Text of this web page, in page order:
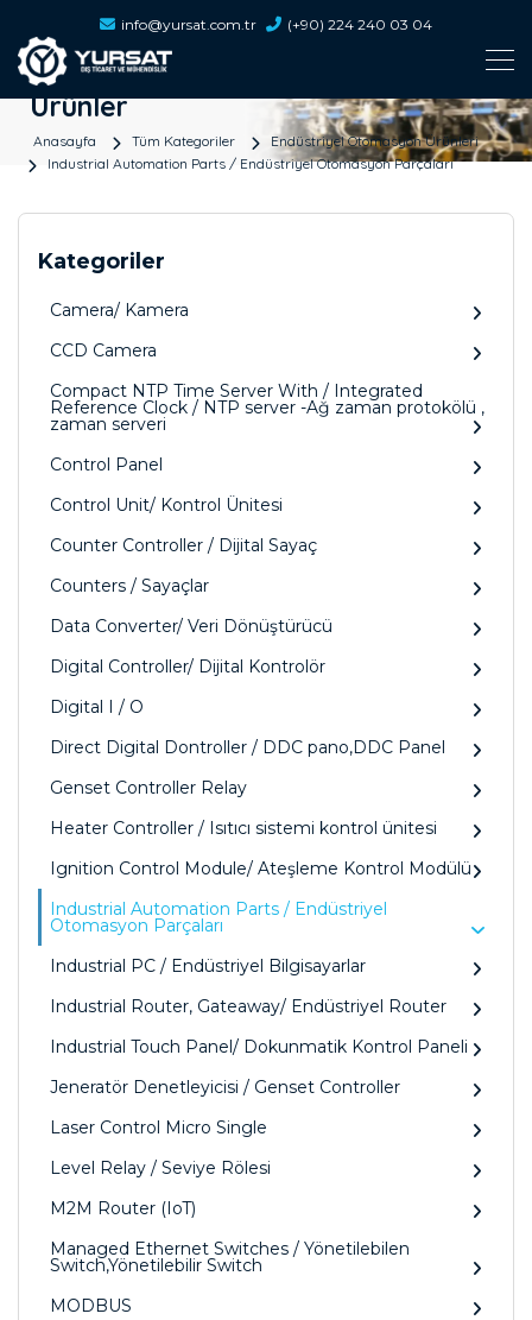
info@yursat.com.tr (+90) 224 240 03 04
Ürünler
Anasayfa Tüm Kategoriler
Endüstriyel Otomasyon Ürünleri
Industrial Automation Parts / Endüstriyel Otomasyon Parçaları
Kategoriler
Camera/ Kamera
CCD Camera
Compact NTP Time Server With / Integrated
Reference Clock / NTP server -Ağ zaman protokölü ,
zaman serveri
Control Panel
Control Unit/ Kontrol Ünitesi
Counter Controller / Dijital Sayaç
Counters / Sayaçlar
Data Converter/ Veri Dönüştürücü
Digital Controller/ Dijital Kontrolör
Digital I / O
Direct Digital Dontroller / DDC pano,DDC Panel
Genset Controller Relay
Heater Controller / Isıtıcı sistemi kontrol ünitesi
Ignition Control Module/ Ateşleme Kontrol Modülü
Industrial Automation Parts / Endüstriyel
Otomasyon Parçaları
Industrial PC / Endüstriyel Bilgisayarlar
Industrial Router, Gateaway/ Endüstriyel Router
Industrial Touch Panel/ Dokunmatik Kontrol Paneli
Jeneratör Denetleyicisi / Genset Controller
Laser Control Micro Single
Level Relay / Seviye Rölesi
M2M Router (IoT)
Managed Ethernet Switches / Yönetilebilen
Switch,Yönetilebilir Switch
MODBUS